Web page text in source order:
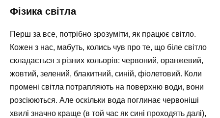
Фізика світла
Перш за все, потрібно зрозуміти, як працює світло.
Кожен з нас, мабуть, колись чув про те, що біле світло
складається з різних кольорів: червоний, оранжевий,
жовтий, зелений, блакитний, синій, фіолетовий. Коли
промені світла потрапляють на поверхню води, вони
розсіюються. Але оскільки вода поглинає червоніші
хвилі значно краще (в той час як сині проходять далі),